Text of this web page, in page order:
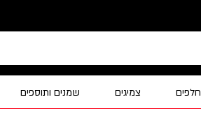
חלפים צמיגים שמנים ותוספים